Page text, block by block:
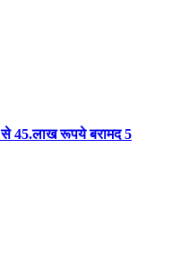
45.लाख रूपये बरामद 5